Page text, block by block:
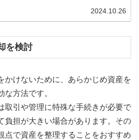
2024.10.26
を検討
かけないために、あらかじめ資産を
方法です。
取引や管理に特殊な手続きが必要で
負担が大きい場合があります。その
点で資産を整理することをおすすめ